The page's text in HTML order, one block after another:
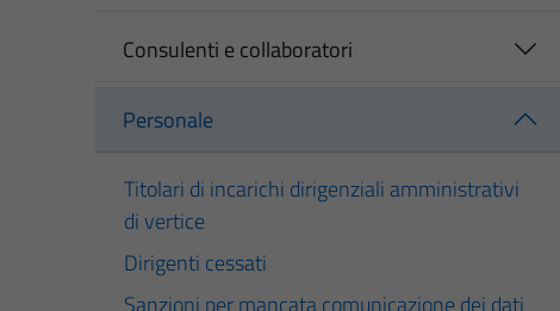
Consulenti e collaboratori
Personale
Titolari di incarichi dirigenziali amministrativi
di vertice
Dirigenti cessati
Sanzioni per mancata comunicazione dei dati